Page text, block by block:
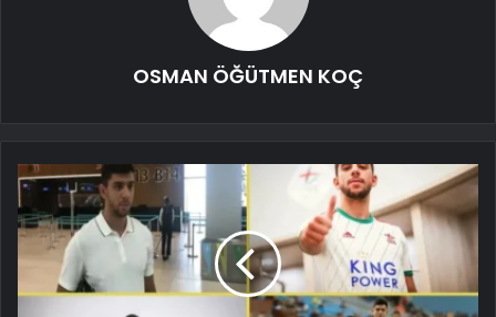
OSMAN ÖĞÜTMEN KOÇ